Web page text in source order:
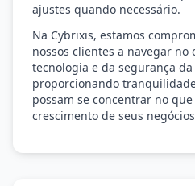
ajustes quando necessário.
Na Cybrixis, estamos
nossos clientes a navegar no
tecnologia e da segurança
proporcionando
possam se concentrar no
crescimento de seus